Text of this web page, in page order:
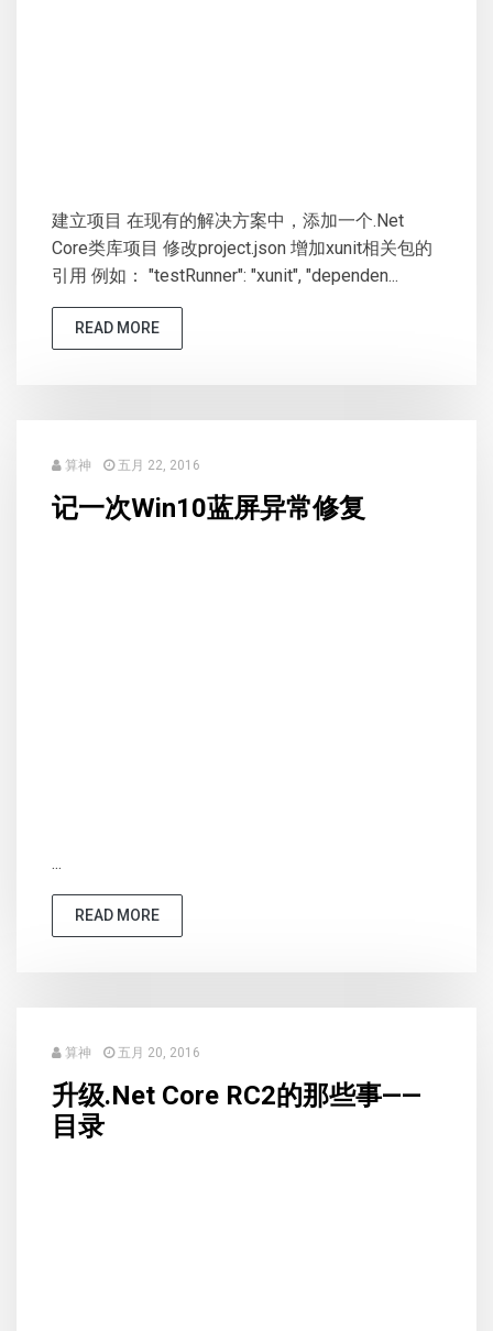
建立项目 在现有的解决方案中，添加一个.Net
Core类库项目 修改project.json 增加xunit相关包的
引用 例如： "testRunner": "xunit", "dependen...
READ MORE
算神 五月 22, 2016
记一次Win10蓝屏异常修复
...
READ MORE
算神 五月 20, 2016
升级.Net Core RC2的那些事——
目录